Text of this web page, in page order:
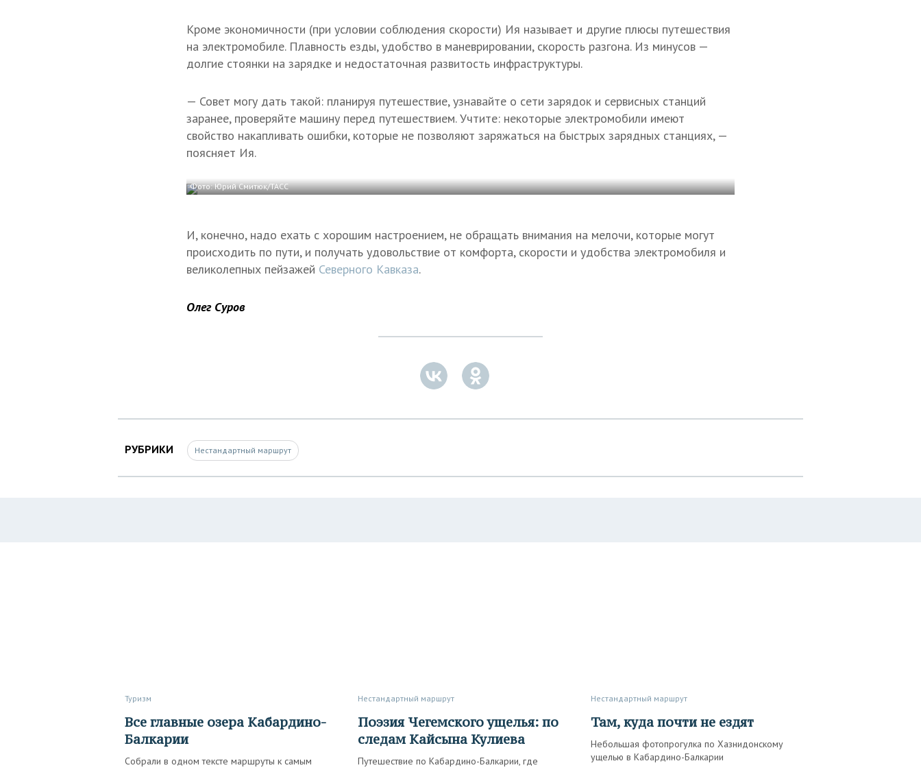
Кроме экономичности (при условии соблюдения скорости) Ия называет и другие плюсы путешествия
на электромобиле. Плавность езды, удобство в маневрировании, скорость разгона. Из минусов —
долгие стоянки на зарядке и недостаточная развитость инфраструктуры.
— Совет могу дать такой: планируя путешествие, узнавайте о сети зарядок и сервисных станций
заранее, проверяйте машину перед путешествием. Учтите: некоторые электромобили имеют
свойство накапливать ошибки, которые не позволяют заряжаться на быстрых зарядных станциях, —
поясняет Ия.
Фото: Юрий Смитюк/ТАСС
И, конечно, надо ехать с хорошим настроением, не обращать внимания на мелочи, которые могут
происходить по пути, и получать удовольствие от комфорта, скорости и удобства электромобиля и
великолепных пейзажей Северного Кавказа.
Олег Суров
РУБРИКИ Нестандартный маршрут
Туризм
Все главные озера Кабардино-
Балкарии
Собрали в одном тексте маршруты к самым
Нестандартный маршрут
Поэзия Чегемского ущелья: по
следам Кайсына Кулиева
Путешествие по Кабардино-Балкарии, где
Нестандартный маршрут
Там, куда почти не ездят
Небольшая фотопрогулка по Хазнидонскому
ущелью в Кабардино-Балкарии